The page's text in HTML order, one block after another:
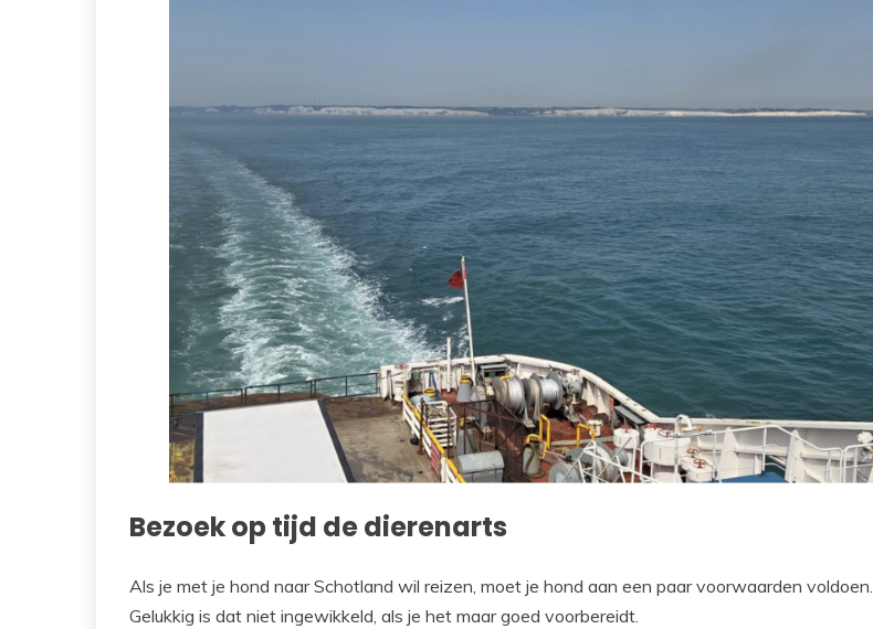
Bezoek op tijd de dierenarts
Als je met je hond naar Schotland wil reizen, moet je hond aan een paar voorwaarden voldoen.
Gelukkig is dat niet ingewikkeld, als je het maar goed voorbereidt.